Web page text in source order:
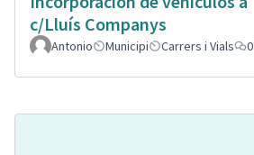
c/Lluís Companys
Antonio Municipi Carrers i Vials 0